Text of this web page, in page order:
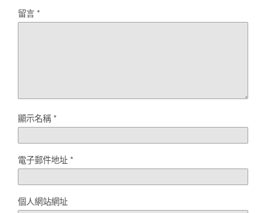
留言*
顯示名稱*
電子郵件地址*
個人網站網址